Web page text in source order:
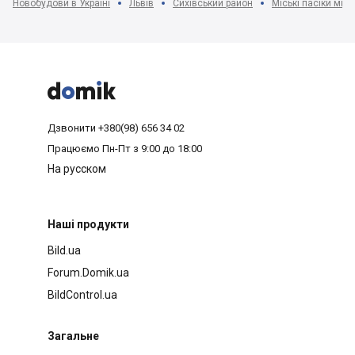
Новобудови в Україні Львів Сихівський район Міські пасіки мкр-



Дзвонити +380(98) 656 34 02
Працюємо Пн-Пт з 9:00 до 18:00
На русском
Наші продукти
Bild.ua
Forum.Domik.ua
BildControl.ua
Загальне